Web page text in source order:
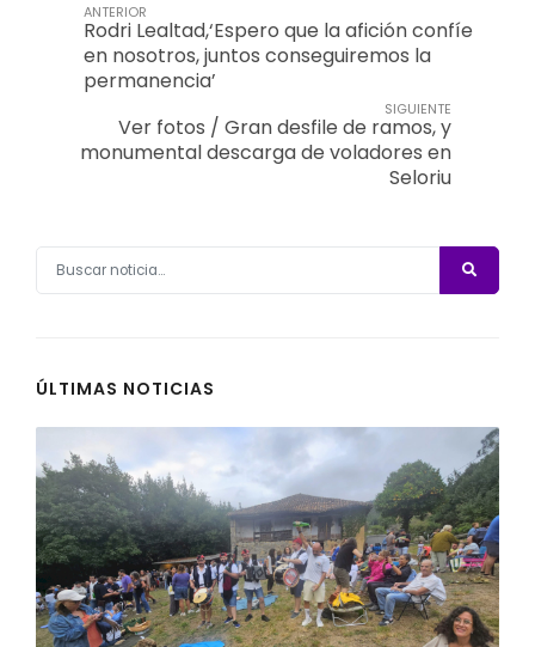
ANTERIOR
Rodri Lealtad,‘Espero que la afición confíe
en nosotros, juntos conseguiremos la
permanencia’
SIGUIENTE
Ver fotos / Gran desfile de ramos, y
monumental descarga de voladores en
Seloriu
ÚLTIMAS NOTICIAS